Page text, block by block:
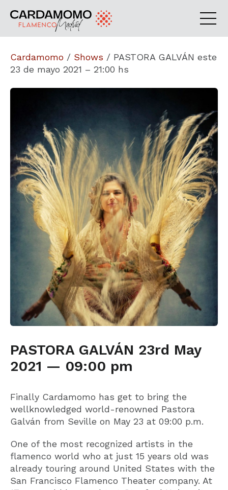
Cardamomo / Shows / PASTORA GALVÁN este
23 de mayo 2021 – 21:00 hs
PASTORA GALVÁN 23rd May
2021 — 09:00 pm
Finally Cardamomo has get to bring the
wellknowledged world-renowned Pastora
Galván from Seville on May 23 at 09:00 p.m.
One of the most recognized artists in the
flamenco world who at just 15 years old was
already touring around United States with the
San Francisco Flamenco Theater company. At